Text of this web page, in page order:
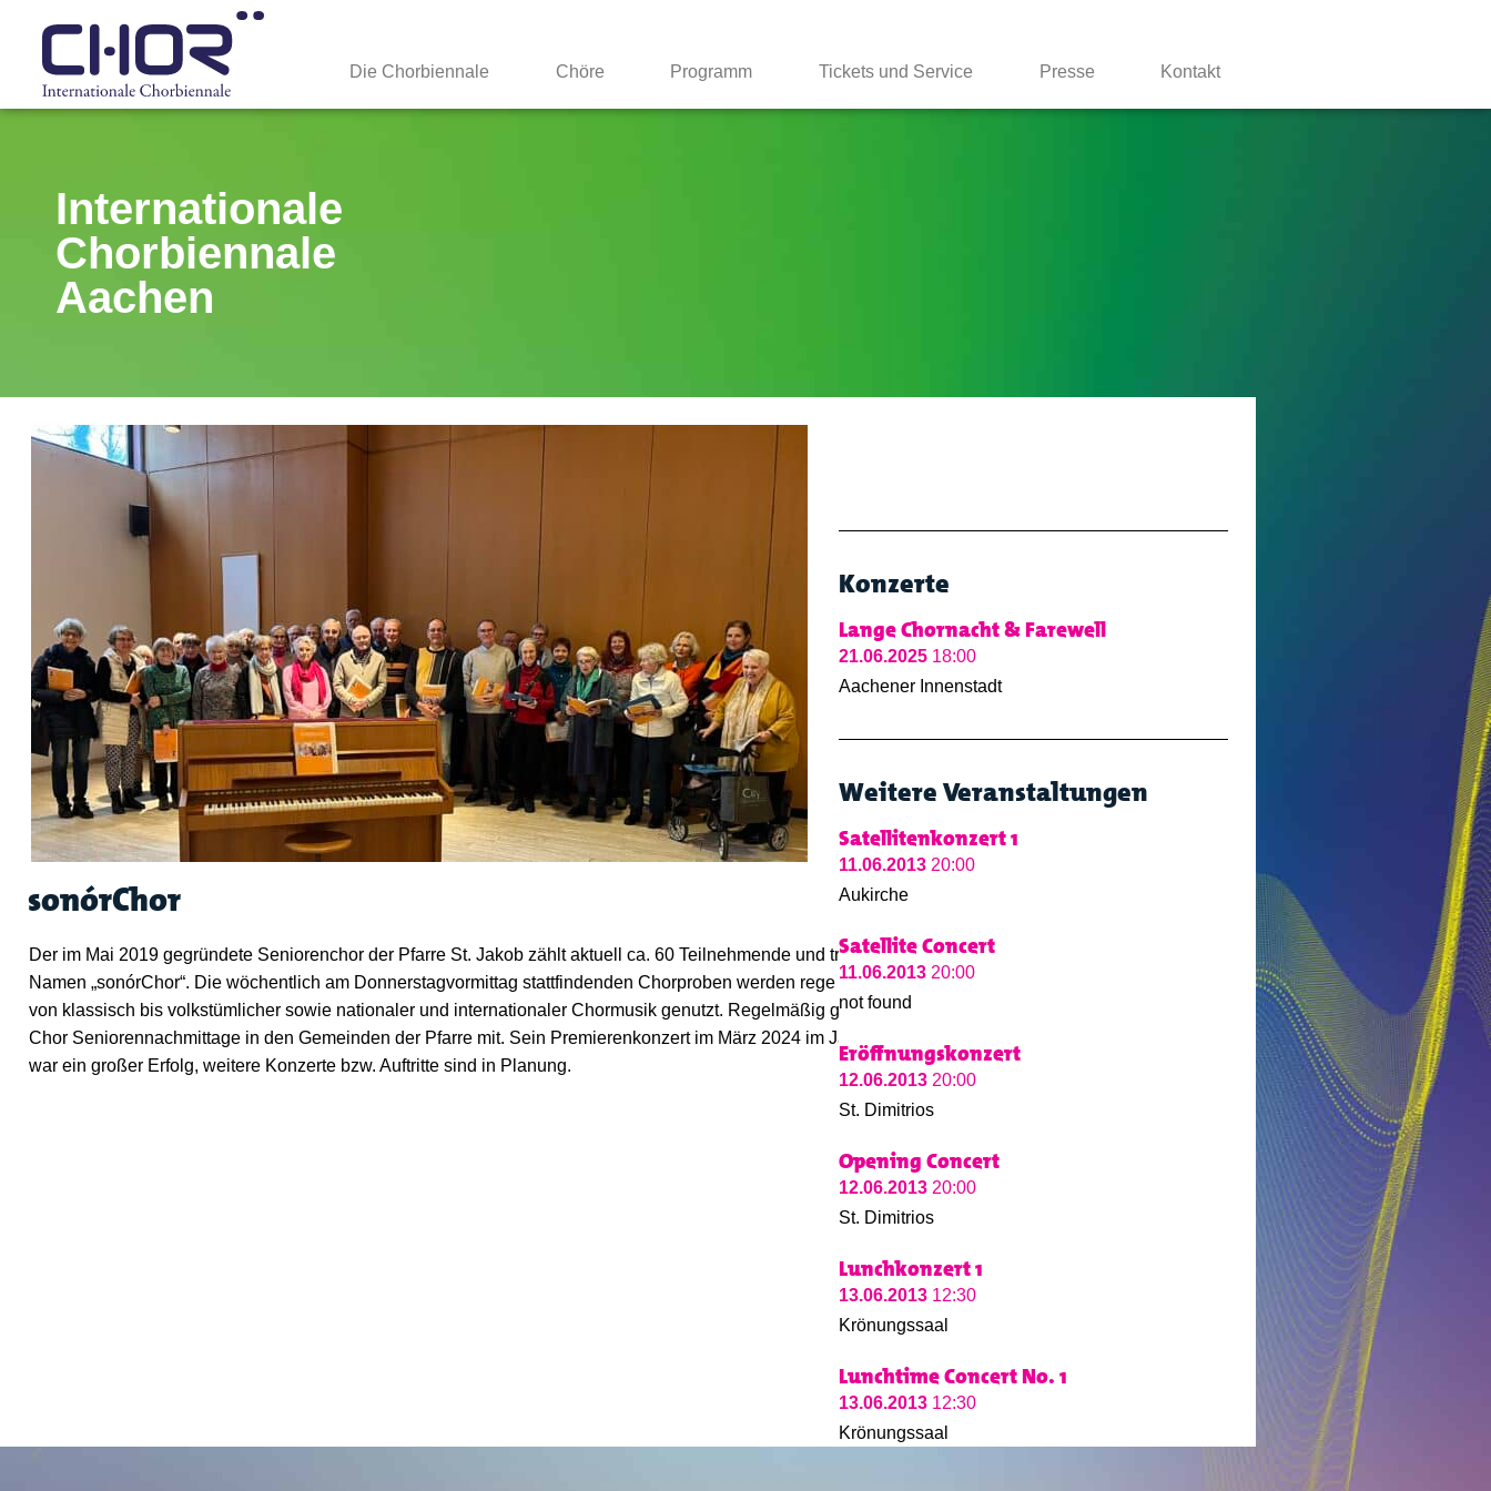
Die Chorbiennale Chöre Programm Tickets und Service Presse Kontakt
Internationale
Chorbiennale
Aachen
sonórChor
Der im Mai 2019 gegründete Seniorenchor der Pfarre St. Jakob zählt aktuell ca. 60 Teilnehmende und trägt den
Namen „sonórChor“. Die wöchentlich am Donnerstagvormittag stattfindenden Chorproben werden rege zum Singen
von klassisch bis volkstümlicher sowie nationaler und internationaler Chormusik genutzt. Regelmäßig gestaltet der
Chor Seniorennachmittage in den Gemeinden der Pfarre mit. Sein Premierenkonzert im März 2024 im Jakobushaus
war ein großer Erfolg, weitere Konzerte bzw. Auftritte sind in Planung.
Konzerte
Lange Chornacht & Farewell
21.06.202518:00
Aachener Innenstadt
Weitere Veranstaltungen
Satellitenkonzert 1
11.06.201320:00
Aukirche
Satellite Concert
11.06.201320:00
not found
Eröffnungskonzert
12.06.201320:00
St. Dimitrios
Opening Concert
12.06.201320:00
St. Dimitrios
Lunchkonzert 1
13.06.201312:30
Krönungssaal
Lunchtime Concert No. 1
13.06.201312:30
Krönungssaal